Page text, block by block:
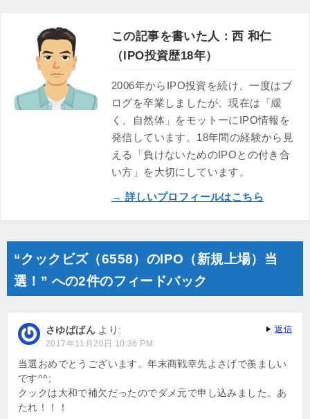
この記事を書いた人：西 和仁
（IPO投資歴18年）
2006年からIPO投資を続け、一度はブ
ログを卒業しましたが、現在は「緩
く、自然体」をモットーにIPO情報を
発信しています。18年間の経験から見
える「負けないためのIPOとの付き合
い方」を大切にしています。
→ 詳しいプロフィールはこちら
“クックビズ（6558）のIPO（新規上場）当
選！” への2件のフィードバック
さゆぱぱん より:
2017年11月20日 10:36 PM
当選おめでとうございます。年末商戦幸先よさげで羨ましい
です^^;
クックは大和で補欠だったのでダメ元で申し込みました。あ
たれ！！！
返信